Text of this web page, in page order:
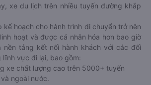
xe du lịch trên nhiều tuyến đường khắp
kế hoạch cho hành trình di chuyển trở nên
hoạt và được cá nhân hóa hơn bao giờ
nền tảng kết nối hành khách với các đối
vực đi lại, bao gồm:
xe chất lượng cao trên 5000+ tuyến
ngoài nước.